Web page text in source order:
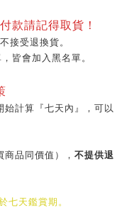
款請記得取貨！
接受退換貨。
皆會加入黑名單。
計算『七天內』，可以
商品同價值）， 不提供退
七天鑑賞期。